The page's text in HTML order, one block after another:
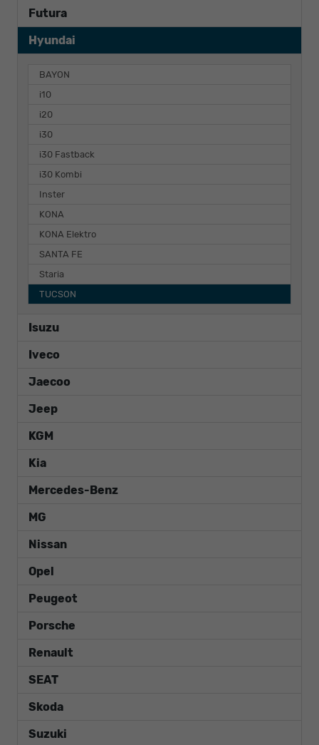
Futura
Hyundai
BAYON
i10
i20
i30
i30 Fastback
i30 Kombi
Inster
KONA
KONA Elektro
SANTA FE
Staria
TUCSON
Isuzu
Iveco
Jaecoo
Jeep
KGM
Kia
Mercedes-Benz
MG
Nissan
Opel
Peugeot
Porsche
Renault
SEAT
Skoda
Suzuki